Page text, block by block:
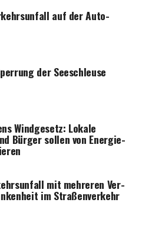
auf der Auto­
der Seeschleuse
Wind­ge­setz: Loka­le
Bür­ger sol­len von Ener­gie­
mit meh­re­ren Ver­
im Straßenverkehr